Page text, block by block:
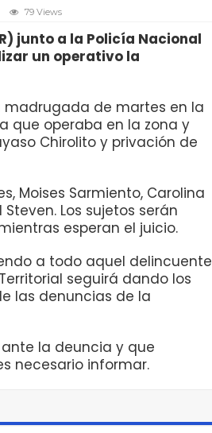
79 Views
junto a la Policía Nacional
un operativo la
de martes en la
que operaba en la zona y
Chirolito y privación de
Moises Sarmiento, Carolina
Los sujetos serán
esperan el juicio.
a todo aquel delincuente
seguirá dando los
las denuncias de la
la deuncia y que
necesario informar.